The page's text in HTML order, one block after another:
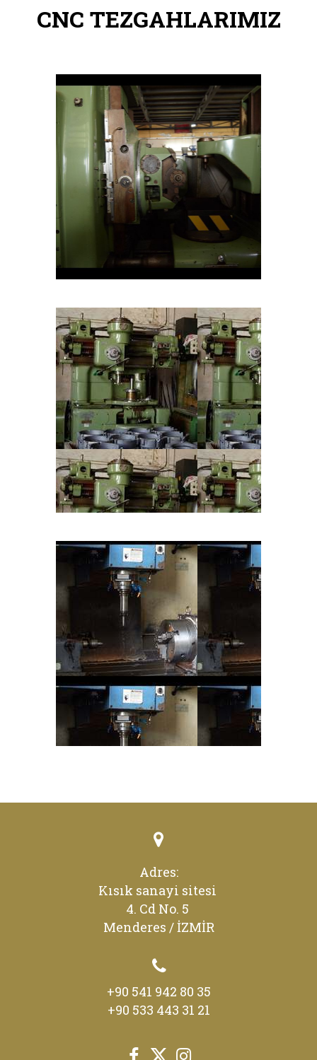
CNC TEZGAHLARIMIZ

Adres:
Kısık sanayi sitesi
4. Cd No. 5
Menderes / İZMİR

+90 541 942 80 35
+90 533 443 31 21
  